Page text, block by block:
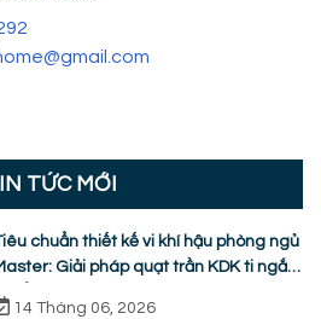
TỨC MỚI
chuẩn thiết kế vi khí hậu phòng ngủ
Giải pháp quạt trần KDK ti ngắn
nhân trắc học
14 Tháng 06, 2026